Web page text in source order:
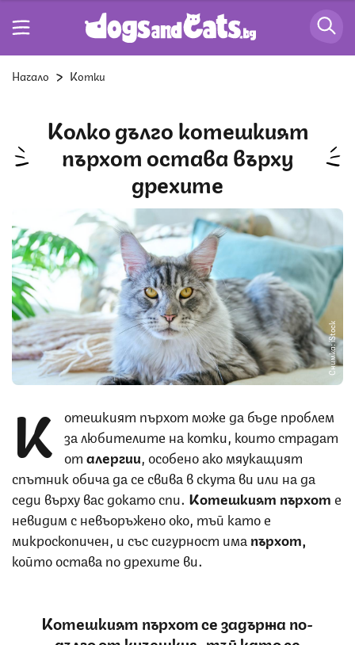
Начало Котки
Колко дълго котешкият
пърхот остава върху
дрехите
Снимка: iStock
К отешкият пърхот може да бъде проблем
за любителите на котки, които страдат
оталергии , особено ако мяукащият
спътник обича да се свива в скута ви или на да
седи върху вас докато спи. Котешкият пърхоте
невидим с невъоръжено око, тъй като е
микроскопичен, и със сигурност има пърхот,
който остава по дрехите ви.
Котешкият пърхот се задържа по-